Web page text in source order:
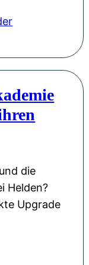
die
Helden?
Upgrade